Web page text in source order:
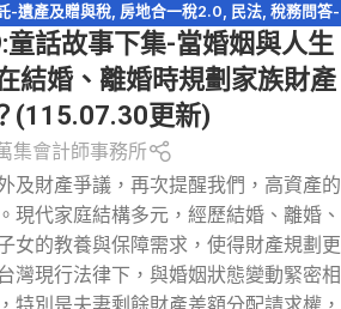
-遺產及贈與稅, 房地合一稅2.0 民法, 稅務問答-
節稅,農地,遺產特留分,配偶剩餘財產差額分配
權,閉鎖型股份有限公司
話故事下集-當婚姻與人生
結婚、離婚時規劃家族財產
(115.07.30更新)
集會計師事務所
及財產爭議，再次提醒我們，高資產的
現代家庭結構多元，經歷結婚、離婚、
女的教養與保障需求，使得財產規劃更
灣現行法律下，與婚姻狀態變動緊密相
特別是夫妻剩餘財產差額分配請求權，